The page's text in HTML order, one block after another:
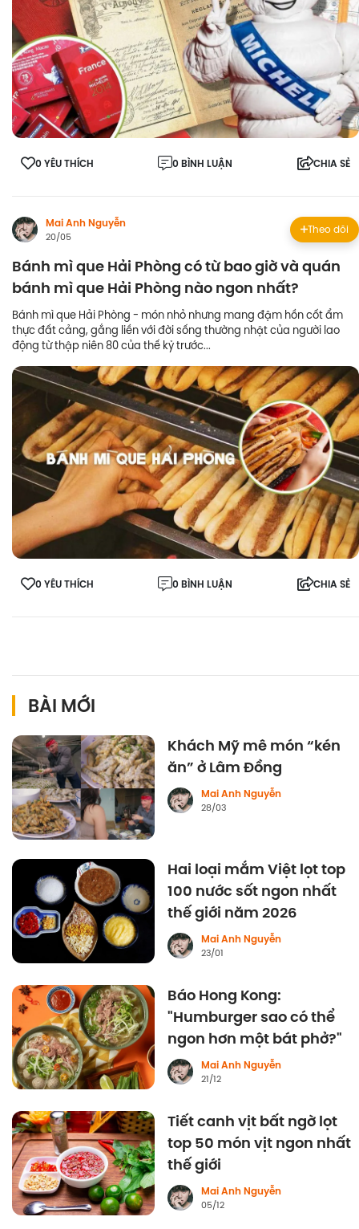
0 YÊU THÍCH 0 BÌNH LUẬN CHIA SẺ
Mai Anh Nguyễn
20/05
Theo dõi
Bánh mì que Hải Phòng có từ bao giờ và quán
bánh mì que Hải Phòng nào ngon nhất?
Bánh mì que Hải Phòng - món nhỏ nhưng mang đậm hồn cốt ẩm
thực đất cảng, gắng liền với đời sống thường nhật của người lao
động từ thập niên 80 của thế kỷ trước...
0 YÊU THÍCH 0 BÌNH LUẬN CHIA SẺ
BÀI MỚI
Khách Mỹ mê món “kén
ăn” ở Lâm Đồng
Mai Anh Nguyễn
28/03
Hai loại mắm Việt lọt top
100 nước sốt ngon nhất
thế giới năm 2026
Mai Anh Nguyễn
23/01
Báo Hong Kong:
"Humburger sao có thể
ngon hơn một bát phở?"
Mai Anh Nguyễn
21/12
Tiết canh vịt bất ngờ lọt
top 50 món vịt ngon nhất
thế giới
Mai Anh Nguyễn
05/12